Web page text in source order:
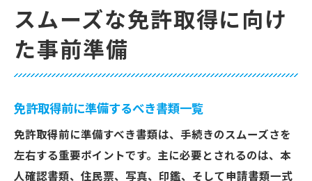
スムーズな免許取得に向け
た事前準備
免許取得前に準備するべき書類一覧
免許取得前に準備すべき書類は、手続きのスムーズさを
左右する重要ポイントです。主に必要とされるのは、本
人確認書類、住民票、写真、印鑑、そして申請書類一式